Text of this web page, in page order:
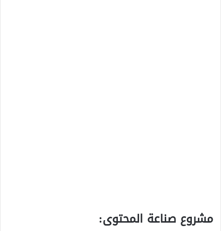
مشروع صناعة المحتوى: